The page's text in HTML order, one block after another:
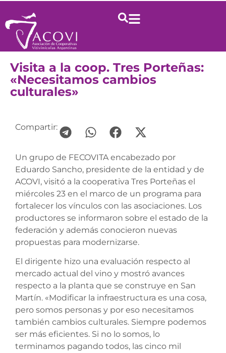
Visita a la coop. Tres Porteñas:
«Necesitamos cambios
culturales»
Compartir:
Un grupo de FECOVITA encabezado por
Eduardo Sancho, presidente de la entidad y de
ACOVI, visitó a la cooperativa Tres Porteñas el
miércoles 23 en el marco de un programa para
fortalecer los vínculos con las asociaciones. Los
productores se informaron sobre el estado de la
federación y además conocieron nuevas
propuestas para modernizarse.
El dirigente hizo una evaluación respecto al
mercado actual del vino y mostró avances
respecto a la planta que se construye en San
Martín. «Modificar la infraestructura es una cosa,
pero somos personas y por eso necesitamos
también cambios culturales. Siempre podemos
ser más eficientes. Si no lo somos, lo
terminamos pagando todos, las cinco mil